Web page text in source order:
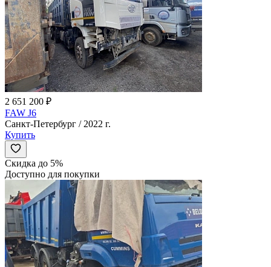
2 651 200 ₽
FAW J6
Санкт-Петербург / 2022 г.
Купить
Скидка до 5%
Доступно для покупки